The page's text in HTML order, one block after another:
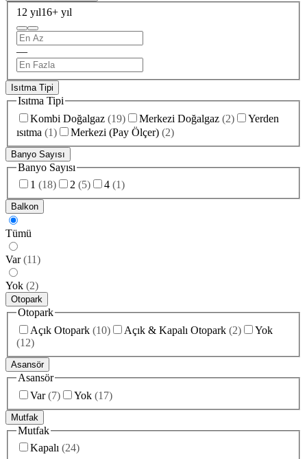
12 yıl16+ yıl
—
Isıtma Tipi
Isıtma Tipi
Kombi Doğalgaz (19) Merkezi Doğalgaz (2)
Yerden
ısıtma (1) Merkezi (Pay Ölçer) (2)
Banyo Sayısı
Banyo Sayısı
1 (18) 2 (5) 4 (1)
Balkon
Tümü
Var (11)
Yok (2)
Otopark
Otopark
Açık Otopark (10) Açık & Kapalı Otopark (2)
Yok
(12)
Asansör
Asansör
Var (7) Yok (17)
Mutfak
Mutfak
Kapalı (24)